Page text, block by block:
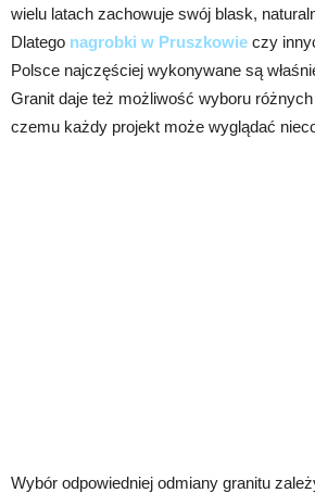
wielu latach zachowuje swój blask,
Dlatego nagrobki w Pruszkowie czy
Polsce najczęściej wykonywane są
Granit daje też możliwość wyboru
czemu każdy projekt może wyglądać
Wybór odpowiedniej odmiany granitu